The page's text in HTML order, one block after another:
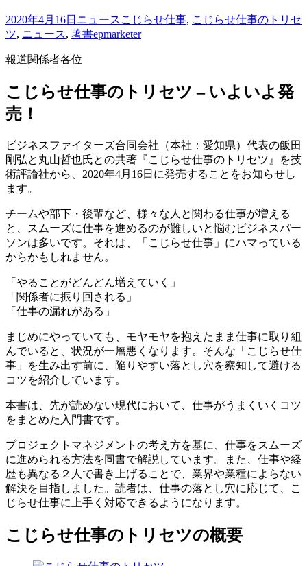
2020年4月16日 ニュース こじらせ仕事, こじらせ仕事のトリセ
ツ, ニュース, 著書epmarketer
報道関係者各位
こじらせ仕事のトリセツ – いよいよ発
売！
ビジネスファイターズ合同会社（本社：愛知県）代表の飯田
剛弘と丸山哲也氏との共著『こじらせ仕事のトリセツ』を技
術評論社から、2020年4月16日に発売することをお知らせし
ます。
チームや部下・後輩など、様々な人と関わる仕事が増える
と、スムーズに仕事を進めるのが難しいと悩むビジネスパー
ソンは多いです。それは、「こじらせ仕事」にハマっている
からかもしれません。
「やることがどんどん増えていく」
「関係者に振り回される」
「仕事の漏れがある」
まじめにやっていても、モヤモヤを抱えたまま仕事に取り組
んでいると、状況が一層悪くなります。そんな「こじらせ仕
事」を生み出す前に、陥りやすい落とし穴を察知して避ける
コツを紹介しています。
本書は、先が読めない現代において、仕事がうまくいくコツ
をまとめた入門書です。
プロジェクトマネジメントの考え方を基に、仕事をスムーズ
に進められる方法を同書で解説しています。また、仕事や経
歴も異なる２人で書き上げることで、業界や業種によらない
解決を目指しました。読者は、仕事の落とし穴に応じて、こ
じらせ仕事に上手く対応できるようになります。
こじらせ仕事のトリセツの概要